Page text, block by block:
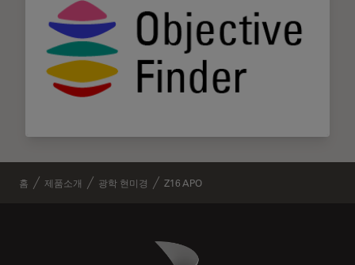
홈 제품소개 광학 현미경 Z16 APO
Danaher Logo